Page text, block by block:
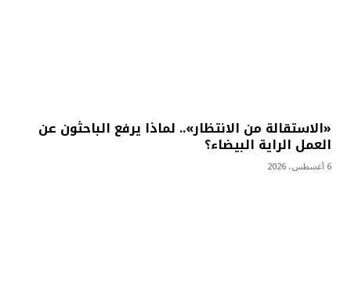
«الاستقالة من الانتظار».. لماذا يرفع الباحثون عن
العمل الراية البيضاء؟
6 أغسطس، 2026